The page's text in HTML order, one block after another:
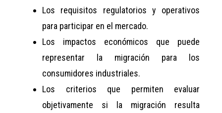
Los requisitos regulatorios y operativos
para participar en el mercado.
Los impactos económicos que puede
representar la migración para los
consumidores industriales.
Los criterios que permiten evaluar
objetivamente si la migración resulta